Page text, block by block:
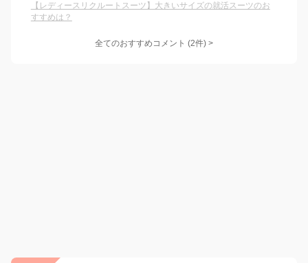
【レディースリクルートスーツ】大きいサイズの就活スーツのお
すすめは？
全てのおすすめコメント (2件) >